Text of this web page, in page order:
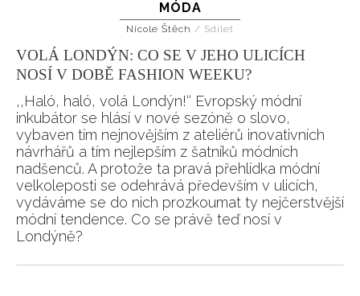
MÓDA
Nicole Štěch / Sdílet
VOLÁ LONDÝN: CO SE V JEHO ULICÍCH
NOSÍ V DOBĚ FASHION WEEKU?
‚‚Haló, haló, volá Londýn!‘‘ Evropský módní
inkubátor se hlásí v nové sezóně o slovo,
vybaven tím nejnovějším z ateliérů inovativních
návrhářů a tím nejlepším z šatníků módních
nadšenců. A protože ta pravá přehlídka módní
velkoleposti se odehrává především v ulicích,
vydáváme se do nich prozkoumat ty nejčerstvější
módní tendence. Co se právě teď nosí v
Londýně?